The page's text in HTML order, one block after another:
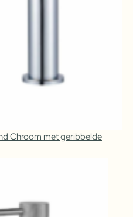
Chroom met geribbelde